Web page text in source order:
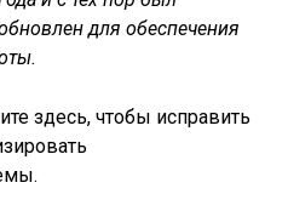
для обеспечения
здесь, чтобы исправить